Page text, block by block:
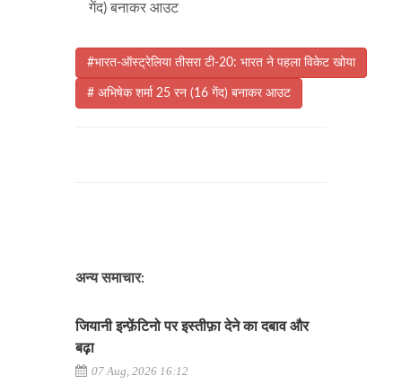
गेंद) बनाकर आउट
#भारत-ऑस्ट्रेलिया तीसरा टी-20: भारत ने पहला विकेट खोया
# अभिषेक शर्मा 25 रन (16 गेंद) बनाकर आउट
अन्य समाचार:
जियानी इन्फ़ेंटिनो पर इस्तीफ़ा देने का दबाव और
बढ़ा
07 Aug, 2026 16:12